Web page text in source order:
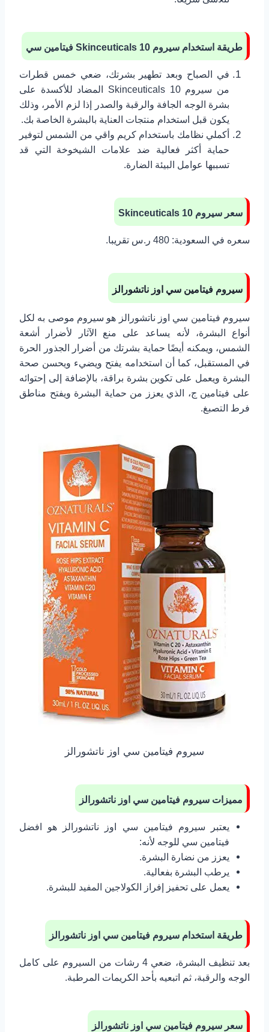
طريقة استخدام سيروم Skinceuticals 10 فيتامين سي
في الصباح وبعد تطهير بشرتك، ضعي خمس قطرات
من سيروم Skinceuticals 10 المضاد للأكسدة على
بشرة الوجه الجافة والرقبة والصدر إذا لزم الأمر، وذلك
يكون قبل استخدام منتجات العناية بالبشرة الخاصة بك.
أكملي نظامك باستخدام كريم واقي من الشمس لتوفير
حماية أكثر فعالية ضد علامات الشيخوخة التي قد
تسببها عوامل البيئة الضارة.
سعر سيروم Skinceuticals 10
سعره في السعودية: 480 ر.س تقريبا.
سيروم فيتامين سي اوز ناتشورالز
سيروم فيتامين سي اوز ناتشورالز هو سيروم موصى به لكل
أنواع البشرة، لأنه يساعد على منع الآثار لأضرار أشعة
الشمس، ويمكنه أيضًا حماية بشرتك من أضرار الجذور الحرة
في المستقبل، كما أن استخدامه يفتح ويضيء ويحسن صحة
البشرة ويعمل على تكوين بشرة براقة، بالإضافة إلى إحتوائه
على فيتامين ج، الذي يعزز من حماية البشرة ويفتح مناطق
فرط التصبغ.
سيروم فيتامين سي اوز ناتشورالز
مميزات سيروم فيتامين سي اوز ناتشورالز
يعتبر سيروم فيتامين سي اوز ناتشورالز هو افضل
فيتامين سي للوجه لأنه:
يعزز من نضارة البشرة.
يرطب البشرة بفعالية.
يعمل على تحفيز إفراز الكولاجين المفيد للبشرة.
طريقة استخدام سيروم فيتامين سي اوز ناتشورالز
بعد تنظيف البشرة، ضعي 4 رشات من السيروم على كامل
الوجه والرقبة، ثم اتبعيه بأحد الكريمات المرطبة.
سعر سيروم فيتامين سي اوز ناتشورالز